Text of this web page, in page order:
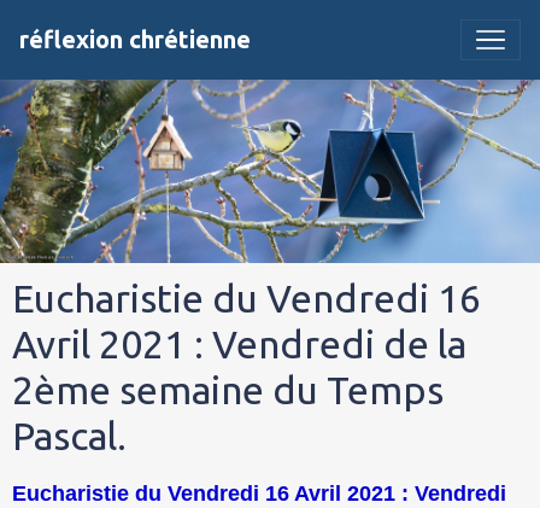
réflexion chrétienne
Eucharistie du Vendredi 16
Avril 2021 : Vendredi de la
2ème semaine du Temps
Pascal.
Eucharistie du Vendredi 16 Avril 2021 : Vendredi